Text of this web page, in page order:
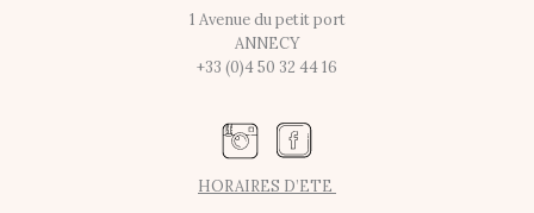
1 Avenue du petit port
ANNECY
+33 (0)4 50 32 44 16
HORAIRES D’ETE